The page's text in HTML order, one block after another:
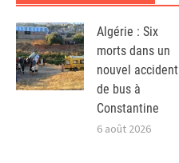
Algérie : Six
morts dans un
nouvel accident
de bus à
Constantine
6 août 2026